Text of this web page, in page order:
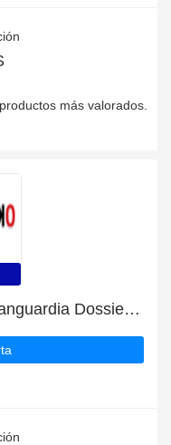
más valorados.
Hasta 8€ de descuento en Vanguardia Dossier y más